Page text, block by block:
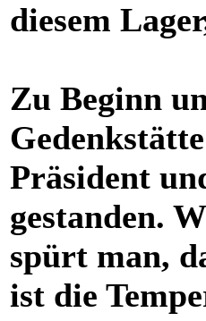
diesem
Zu Beginn
Präsident
gestanden.
spürt man,
ist die